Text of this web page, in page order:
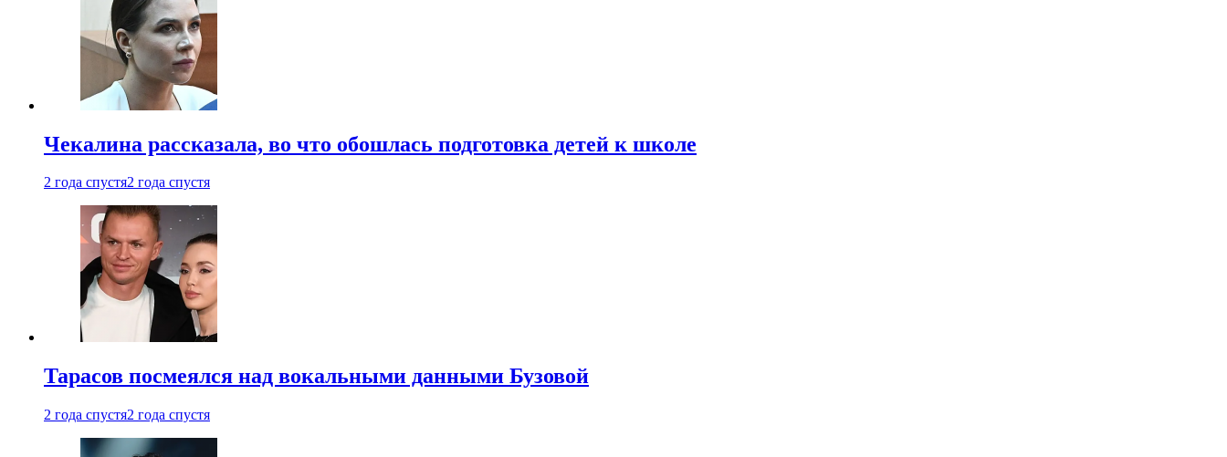
Чекалина рассказала, во что обошлась подготовка детей к школе
2 года спустя2 года спустя
Тарасов посмеялся над вокальными данными Бузовой
2 года спустя2 года спустя